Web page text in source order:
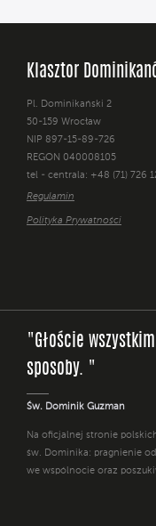
Klasztor
Pl. Dominikański 2
50-159 Wrocław
NIP 897-15-89-726
REGON 040008105
tel - centrala: +48 (71) 726
Regulamin
Polityka Prywatności
"Głoście
sposoby. "
Św. Dominik Guzman
Na oficjalnej stronie
św. Dominika: pragnienie
we wspólnocie oraz